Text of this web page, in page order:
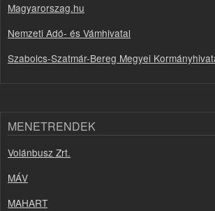
Magyarorszag.hu
Nemzeti Adó- és Vámhivatal
Szabolcs-Szatmár-Bereg Megyei
MENETRENDEK
Volánbusz Zrt.
MÁV
MAHART